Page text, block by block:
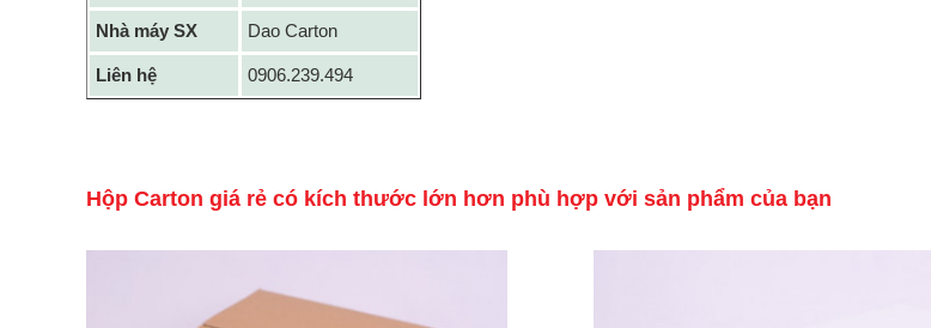
Nhà máy SX Dao Carton
Liên hệ 0906.239.494
Hộp Carton giá rẻ có kích thước lớn hơn phù hợp với sản phẩm của bạn